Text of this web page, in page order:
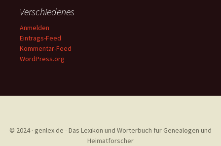
Verschiedenes
Anmelden
Eintrags-Feed
Kommentar-Feed
WordPress.org
© 2024 · genlex.de - Das Lexikon und Wörterbuch für Genealogen und
Heimatforscher